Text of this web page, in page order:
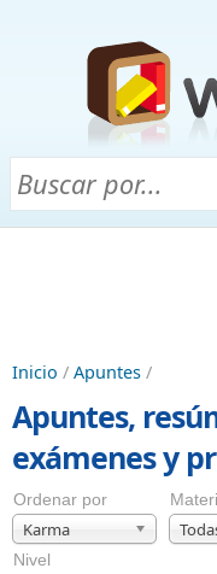
Inicio / Apuntes /
Apuntes,
exámenes y
Ordenar por
Karma
Nivel